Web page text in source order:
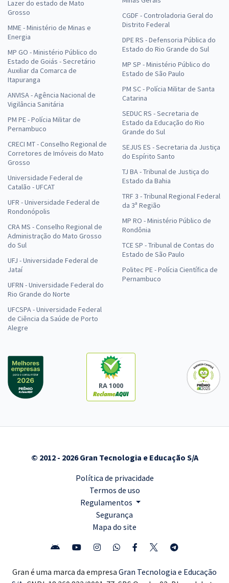
Lazer do estado de Mato
Grosso
MME - Ministério de Minas e
Energia
MP GO - Ministério Público do
Estado de Goiás - Secretário
Auxiliar da Comarca de
Itapuranga
ANVISA - Agência Nacional de
Vigilância Sanitária
PM PE - Polícia Militar de
Pernambuco
CRECI MT - Conselho Regional de
Corretores de Imóveis do Mato
Grosso
Universidade Federal de
Catalão - UFCAT
UFR - Universidade Federal de
Rondonópolis
CRA MS - Conselho Regional de
Administração do Mato Grosso
do Sul
UFJ - Universidade Federal de
Jataí
UFRN - Universidade Federal do
Rio Grande do Norte
UFCSPA - Universidade Federal
de Ciência da Saúde de Porto
Alegre
CGDF - Controladoria Geral do
Distrito Federal
DPE RS - Defensoria Pública do
Estado do Rio Grande do Sul
MP SP - Ministério Público do
Estado de São Paulo
PM SC - Polícia Militar de Santa
Catarina
SEDUC RS - Secretaria de
Estado da Educação do Rio
Grande do Sul
SEJUS ES - Secretaria da Justiça
do Espírito Santo
TJ BA - Tribunal de Justiça do
Estado da Bahia
TRF 3 - Tribunal Regional Federal
da 3ª Região
MP RO - Ministério Público de
Rondônia
TCE SP - Tribunal de Contas do
Estado de São Paulo
Politec PE - Polícia Científica de
Pernambuco
RA 1000
© 2012 - 2026 Gran Tecnologia e Educação S/A
Política de privacidade
Termos de uso
Regulamentos
Segurança
Mapa do site
Gran é uma marca da empresa Gran Tecnologia e Educação